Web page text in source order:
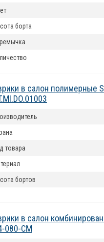
борта
в салон полимерные
товара
бортов
в салон
080-CM